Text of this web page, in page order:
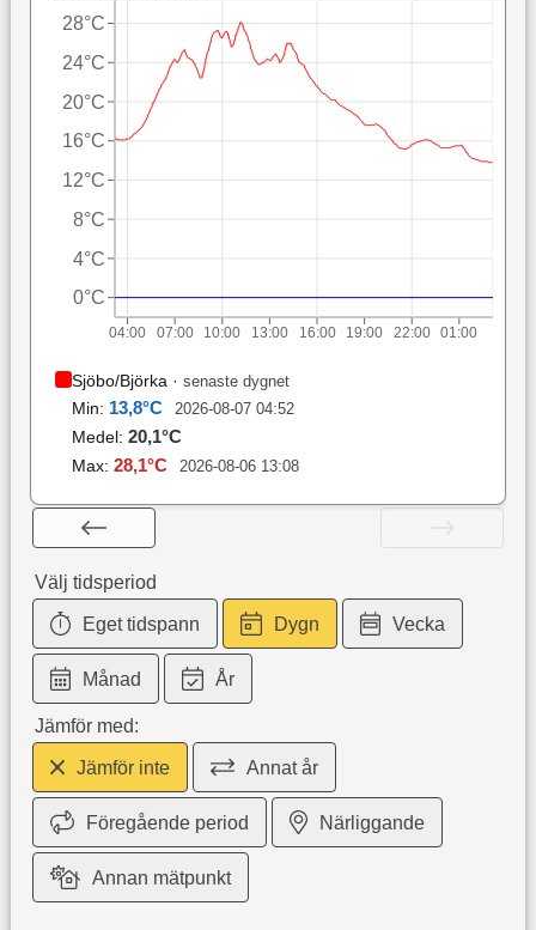
04:00 07:00 10:00 13:00 16:00 19:00 22:00 01:00
0°C
4°C
8°C
12°C
16°C
20°C
24°C
28°C
Sjöbo/Björka· senaste dygnet
Min: 13,8°C 2026-08-07 04:52
Medel: 20,1°C
Max: 28,1°C 2026-08-06 13:08
Välj tidsperiod
Eget tidspann Dygn Vecka
Månad År
Jämför med:
Jämför inte Annat år
Föregående period Närliggande
Annan mätpunkt